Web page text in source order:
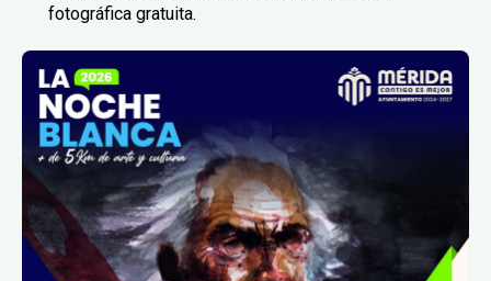
fotográfica gratuita.